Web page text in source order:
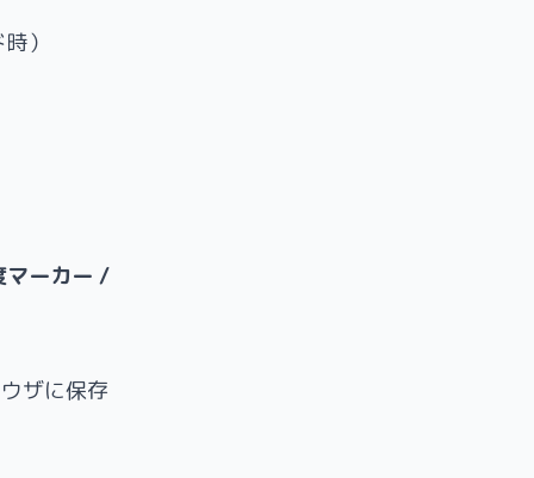
）
ーカー /
ザに保存